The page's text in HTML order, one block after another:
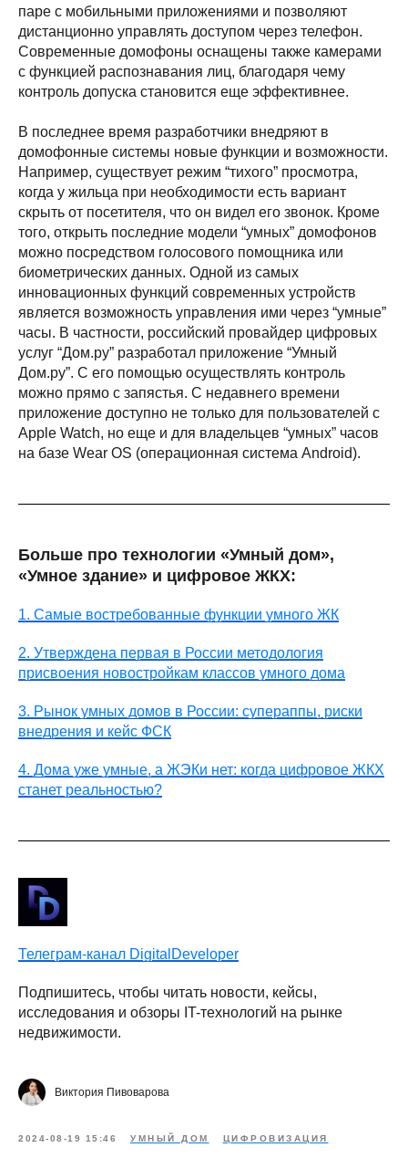
паре с мобильными приложениями и позволяют
дистанционно управлять доступом через телефон.
Современные домофоны оснащены также камерами
с функцией распознавания лиц, благодаря чему
контроль допуска становится еще эффективнее.
В последнее время разработчики внедряют в
домофонные системы новые функции и возможности.
Например, существует режим “тихого” просмотра,
когда у жильца при необходимости есть вариант
скрыть от посетителя, что он видел его звонок. Кроме
того, открыть последние модели “умных” домофонов
можно посредством голосового помощника или
биометрических данных. Одной из самых
инновационных функций современных устройств
является возможность управления ими через “умные”
часы. В частности, российский провайдер цифровых
услуг “Дом.ру” разработал приложение “Умный
Дом.ру”. С его помощью осуществлять контроль
можно прямо с запястья. С недавнего времени
приложение доступно не только для пользователей с
Apple Watch, но еще и для владельцев “умных” часов
на базе Wear OS (операционная система Android).
Больше про технологии «Умный дом»,
«Умное здание» и цифровое ЖКХ:
1. Самые востребованные функции умного ЖК
2. Утверждена первая в России методология
присвоения новостройкам классов умного дома
3. Рынок умных домов в России: супераппы, риски
внедрения и кейс ФСК
4. Дома уже умные, а ЖЭКи нет: когда цифровое ЖКХ
станет реальностью?
Телеграм-канал DigitalDeveloper
Подпишитесь, чтобы читать новости, кейсы,
исследования и обзоры IT-технологий на рынке
недвижимости.
Виктория Пивоварова
2024-08-19 15:46 УМНЫЙ ДОМ ЦИФРОВИЗАЦИЯ